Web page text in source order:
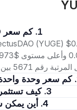
1. كم سعر ErectusDAO اليوم؟
3. كيف تستثمر في ErectusDAO؟
4. أين يمكن شراء ErectusDAO؟